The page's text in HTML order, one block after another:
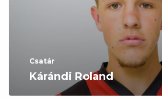
Csatár
Kárándi Roland